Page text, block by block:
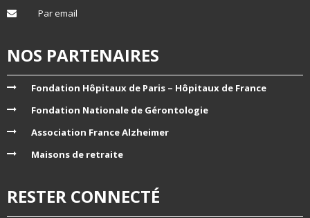
Par email
NOS PARTENAIRES
Fondation Hôpitaux de Paris – Hôpitaux de France
Fondation Nationale de Gérontologie
Association France Alzheimer
Maisons de retraite
RESTER CONNECTÉ